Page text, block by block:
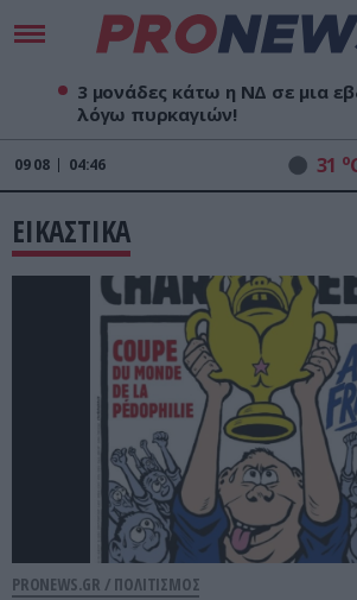
3 μονάδες κάτω η ΝΔ σε μια
λόγω πυρκαγιών!
09 08 04:46 31 o
ΕΙΚΑΣΤΙΚΑ
PRONEWS.GR / ΠΟΛΙΤΙΣΜΟΣ